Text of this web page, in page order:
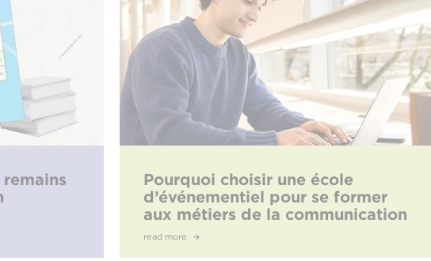
Pourquoi choisir une école
d’événementiel pour se former
aux métiers de la communication
?
read more